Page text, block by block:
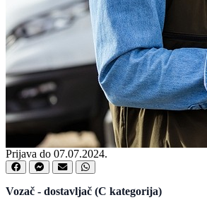
Prijava do 07.07.2024.
Vozač - dostavljač (C kategorija)